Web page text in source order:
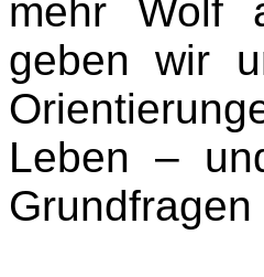
mehr Wolf
geben wir
Leben –